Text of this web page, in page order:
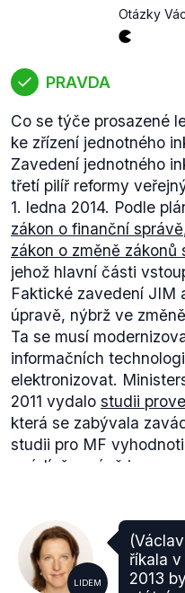
Vzhledem k tomu, že
upravovat státní
doporučení přijmout až
července, hodnotíme
Otázky
PRAVDA
Co se týče prosazené
ke zřízení jednotného
Zavedení jednotného
třetí pilíř reformy
1. ledna 2014. Podle
zákon o finanční správě
zákon o změně
jehož hlavní části
Faktické zavedení JIM
úpravě, nýbrž ve
Ta se musí
informačních
elektronizovat.
2011 vydalo studii
která se zabývala
studii pro MF
uvádí, že právě
daňové správy jsou
zmíněné zavádění
plánu. Premiér tvrdí,
ledna 2014, což nelze
LIDEM
říkala
2013